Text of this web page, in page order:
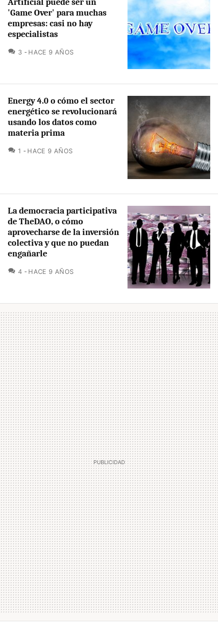
Artificial puede ser un
'Game Over' para muchas
empresas: casi no hay
especialistas
3 COMENTARIOS
HACE 9 AÑOS
Energy 4.0 o cómo el sector
energético se revolucionará
usando los datos como
materia prima
1 COMENTARIOS
HACE 9 AÑOS
La democracia participativa
de TheDAO, o cómo
aprovecharse de la inversión
colectiva y que no puedan
engañarle
4 COMENTARIOS
HACE 9 AÑOS